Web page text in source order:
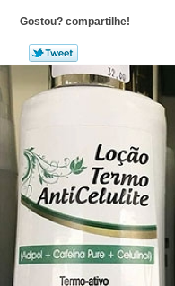
Gostou? compartilhe!